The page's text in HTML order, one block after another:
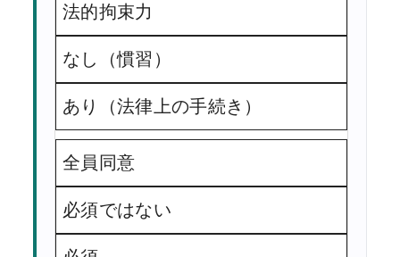
法的拘束力
なし（慣習）
あり（法律上の手続き）
全員同意
必須ではない